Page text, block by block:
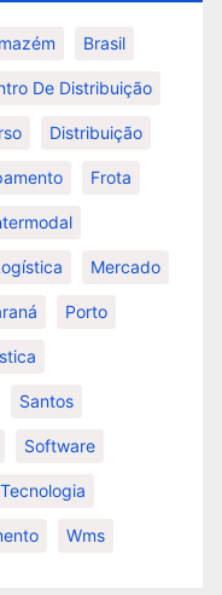
Brasil
De Distribuição
Distribuição
Frota
Mercado
Porto
Santos
Software
Tecnologia
Wms